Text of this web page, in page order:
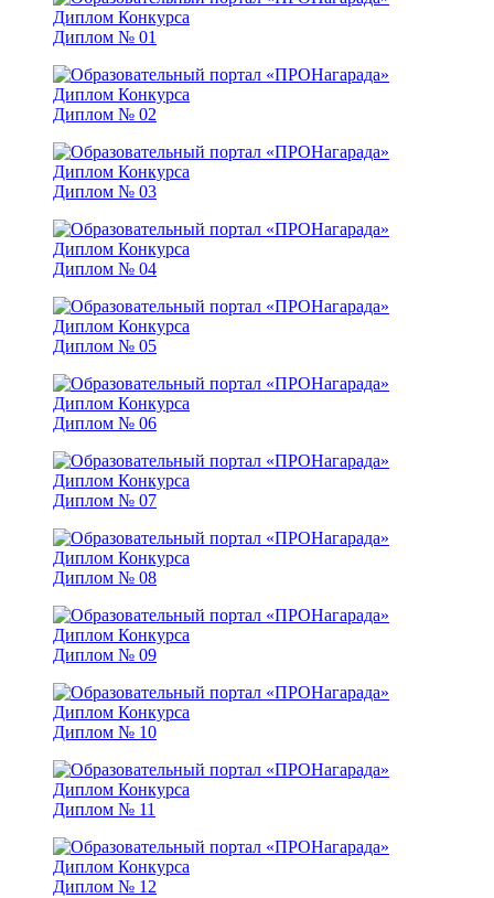
Диплом № 01
Диплом № 02
Диплом № 03
Диплом № 04
Диплом № 05
Диплом № 06
Диплом № 07
Диплом № 08
Диплом № 09
Диплом № 10
Диплом № 11
Диплом № 12